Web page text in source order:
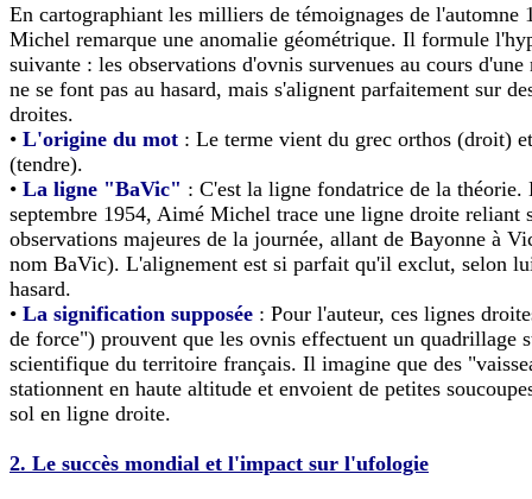
En cartographiant les milliers de témoignages de l'automne
Michel remarque une anomalie géométrique. Il formule
suivante : les observations d'ovnis survenues au cours d'une
ne se font pas au hasard, mais s'alignent parfaitement sur
droites.
• L'origine du mot : Le terme vient du grec orthos (droit)
(tendre).
• La ligne "BaVic" : C'est la ligne fondatrice de la théorie.
septembre 1954, Aimé Michel trace une ligne droite reliant
observations majeures de la journée, allant de Bayonne à
nom BaVic). L'alignement est si parfait qu'il exclut, selon
hasard.
• La signification supposée : Pour l'auteur, ces lignes
de force") prouvent que les ovnis effectuent un quadrillage
scientifique du territoire français. Il imagine que des
stationnent en haute altitude et envoient de petites
sol en ligne droite.
2. Le succès mondial et l'impact sur l'ufologie